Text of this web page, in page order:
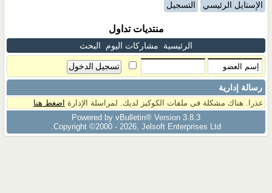
الإستايل الرئيسي التسجيل
منتديات تداول
الرئيسية مشاركات اليوم البحث
رسالة إدارية
عذرا. هناك مشكلة فى ملفات الكوكيز لديك. لمراسلة الإدارة اضغط هنا
Powered by vBulletin® Version 3.8.3
Copyright ©2000 - 2026, Jelsoft Enterprises Ltd.